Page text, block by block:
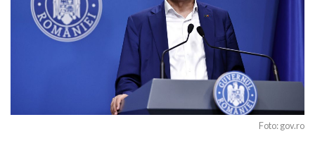
Foto: gov.ro